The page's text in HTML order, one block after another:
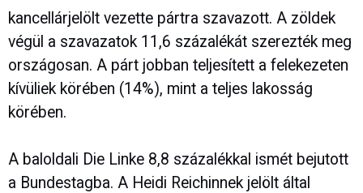
kancellárjelölt vezette pártra szavazott. A zöldek
végül a szavazatok 11,6 százalékát szerezték meg
országosan. A párt jobban teljesített a felekezeten
kívüliek körében (14%), mint a teljes lakosság
körében.
A baloldali Die Linke 8,8 százalékkal ismét bejutott
a Bundestagba. A Heidi Reichinnek jelölt által